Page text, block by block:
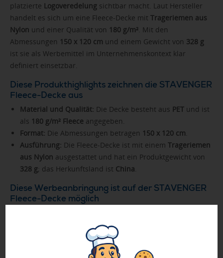
platzierte Logoveredelung sichtbar macht. Laut Hersteller
handelt es sich um eine Fleece-Decke mit Trageriemen aus
Nylon und einer Qualität von 180 g/m². Mit den
Abmessungen 150 x 120 cm und einem Gewicht von 328 g
ist sie als Werbemittel im Unternehmenskontext klar
definiert einsetzbar.
Diese Produkthighlights zeichnen die STAVENGER
Fleece-Decke aus
Material und Qualität: Die Decke besteht aus PETund ist
als 180 g/m² Fleeceangegeben.
Format: Die Abmessungen betragen 150 x 120 cm.
Ausführung: Die Fleece-Decke ist mit einem Trageriemen
aus Nylon ausgestattet und hat ein Produktgewicht von
328 g; das Herkunftsland ist China.
Diese Werbeanbringung ist auf der STAVENGER
Fleece-Decke möglich
Digitaltransferdruck
Bestickungzur Verfügung.
Als Druckpositionen sind der Trageriemen, die